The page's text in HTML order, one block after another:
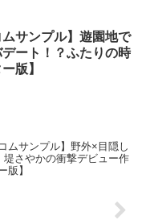
ムサンプル】遊園地で
ート！？ふたりの時
版】
ムサンプル】野外×目隠し
堤さやかの衝撃デビュー作
版】